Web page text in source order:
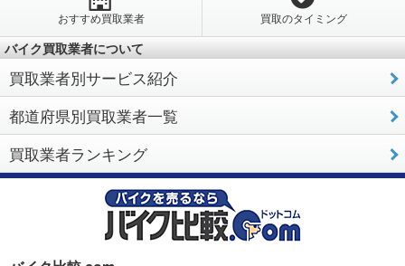
おすすめ買取業者 買取のタイミング
バイク買取業者について
買取業者別サービス紹介
都道府県別買取業者一覧
買取業者ランキング